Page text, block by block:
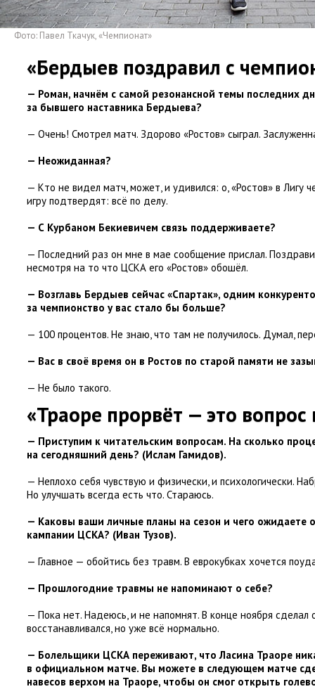
Фото: Павел Ткачук,«Чемпионат»
«Бердыев поздравил с
— Роман, начнём с самой резонансной темы последних
за бывшего наставника Бердыева?
— Очень! Смотрел матч. Здорово «Ростов» сыграл.
— Неожиданная?
— Кто не видел матч, может, и удивился: о, «Ростов» в Лигу
игру подтвердят: всё по делу.
— С Курбаном Бекиевичем связь поддерживаете?
— Последний раз он мне в мае сообщение прислал.
несмотря на то что ЦСКА его «Ростов» обошёл.
— Возглавь Бердыев сейчас «Спартак», одним
за чемпионство у вас стало бы больше?
— 100 процентов. Не знаю, что там не получилось. Думал,
— Вас в своё время он в Ростов по старой памяти не
— Не было такого.
«Траоре прорвёт — это
— Приступим к читательским вопросам. На сколько
на сегодняшний день? (Ислам Гамидов).
— Неплохо себя чувствую и физически, и психологически.
Но улучшать всегда есть что. Стараюсь.
— Каковы ваши личные планы на сезон и чего ожидаете
кампании ЦСКА? (Иван Тузов).
— Главное — обойтись без травм. В еврокубках хочется
— Прошлогодние травмы не напоминают о себе?
— Пока нет. Надеюсь, и не напомнят. В конце ноября сделал
восстанавливался, но уже всё нормально.
— Болельщики ЦСКА переживают, что Ласина Траоре
в официальном матче. Вы можете в следующем матче
навесов верхом на Траоре, чтобы он смог открыть